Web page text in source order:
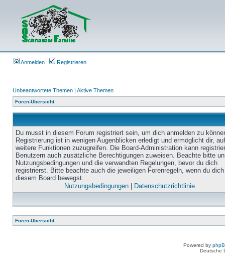
Anmelden Registrieren
Unbeantwortete Themen | Aktive Themen
Foren-Übersicht
Du musst in diesem Forum registriert sein, um dich anmelden zu
Registrierung ist in wenigen Augenblicken erledigt und ermöglicht dir, auf
weitere Funktionen zuzugreifen. Die Board-Administration kann
Benutzern auch zusätzliche Berechtigungen zuweisen. Beachte bitte
Nutzungsbedingungen und die verwandten Regelungen, bevor du dich
registrierst. Bitte beachte auch die jeweiligen Forenregeln, wenn du
diesem Board bewegst.
Nutzungsbedingungen| Datenschutzrichtlinie
Foren-Übersicht
Powered by
Deutsche